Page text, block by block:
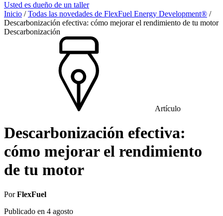
Usted es dueño de un taller
Inicio /Todas las novedades de FlexFuel Energy Development® /
Descarbonización efectiva: cómo mejorar el rendimiento de tu motor
Descarbonización
Artículo
Descarbonización efectiva:
cómo mejorar el rendimiento
de tu motor
PorFlexFuel
Publicado en 4 agosto